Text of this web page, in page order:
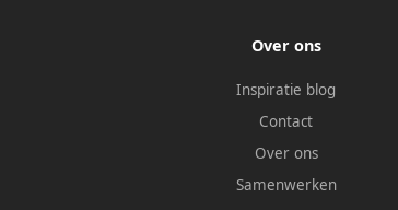
Over ons
Inspiratie blog
Contact
Over ons
Samenwerken